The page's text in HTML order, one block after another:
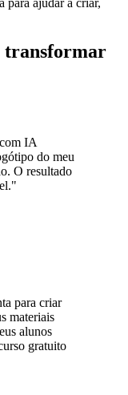
transformar
IA
do meu
O resultado
"
para criar
materiais
alunos
gratuito